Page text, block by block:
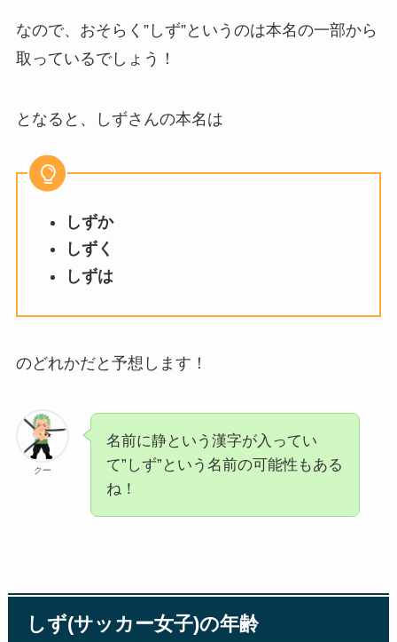
なので、おそらく”しず”というのは本名の一部から
取っているでしょう！
となると、しずさんの本名は
しずか
しずく
しずは
のどれかだと予想します！
クー
名前に静という漢字が入ってい
て”しず”という名前の可能性もある
ね！
しず(サッカー女子)の年齢